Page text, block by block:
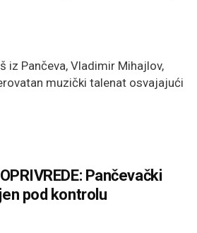
iz Pančeva, Vladimir Mihajlov,
muzički talenat osvajajući
Pančevački
pod kontrolu